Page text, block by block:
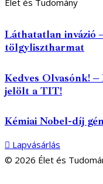
Élet és Tudomány
Láthatatlan invázió
tölgylisztharmat
Kedves Olvasónk!
jelölt a TIT!
Kémiai Nobel-díj
Lapvásárlás
© 2026 Élet és